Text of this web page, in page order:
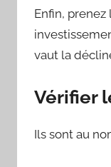
Enfin,
vaut la
Vérifier
Ils sont au